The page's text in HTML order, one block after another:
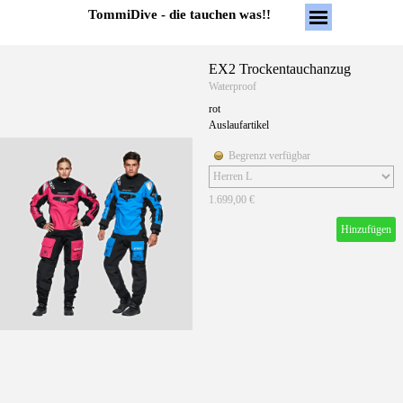
Direkt zum SeiteninhaltTommiDive - die tauchen was!! Menü
EX2 Trockentauchanzug
Waterproof
rot
Auslaufartikel
Begrenzt verfügbar
1.699,00 €
Hinzufügen